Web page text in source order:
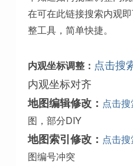
在可在此链接搜索内观
整工具，简单快捷。
内观坐标调整： 点击搜
内观坐标对齐
地图编辑修改： 点击
图，部分DIY
地图索引修改： 点击
图编号冲突